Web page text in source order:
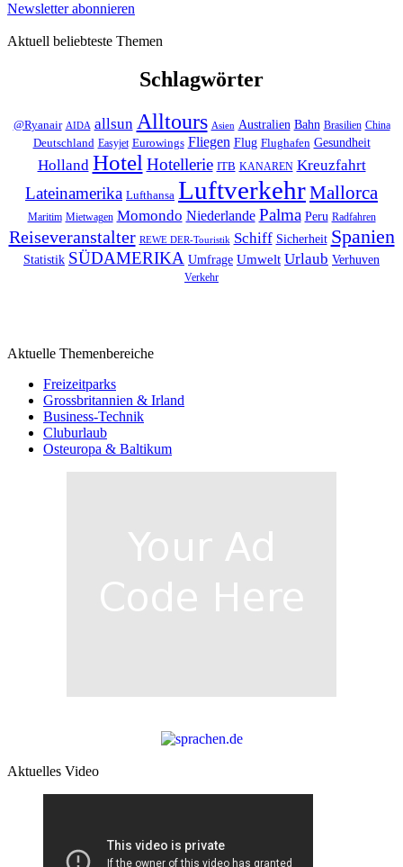
Newsletter abonnieren
Aktuell beliebteste Themen
Schlagwörter
@Ryanair AIDA allsun Alltours Asien Australien Bahn Brasilien China
Deutschland Easyjet Eurowings Fliegen Flug Flughafen Gesundheit
Holland Hotel Hotellerie ITB KANAREN Kreuzfahrt
Lateinamerika Lufthansa LuftverkehrMallorca
Maritim Mietwagen Momondo Niederlande Palma Peru Radfahren
Reiseveranstalter REWE DER-Touristik Schiff Sicherheit Spanien
Statistik SÜDAMERIKA Umfrage Umwelt Urlaub Verhuven
Verkehr
Aktuelle Themenbereiche
Freizeitparks
Grossbritannien & Irland
Business-Technik
Cluburlaub
Osteuropa & Baltikum
Aktuelles Video